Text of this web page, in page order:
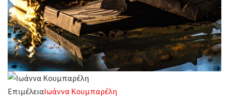
ΕπιμέλειαΙωάννα Κουμπαρέλη